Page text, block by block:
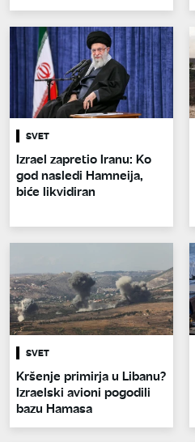
SVET
Izrael zapretio Iranu: Ko
god nasledi Hamneija,
biće likvidiran
SVET
Kršenje primirja u Libanu?
Izraelski avioni pogodili
bazu Hamasa